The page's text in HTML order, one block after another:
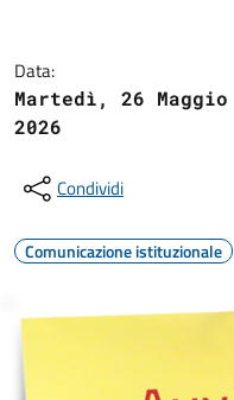
Data:
Martedì, 26 Maggio
2026
Condividi
Comunicazione istituzionale